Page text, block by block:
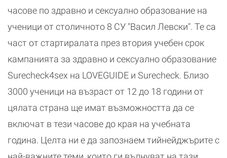
часове по здравно и сексуално образование на
ученици от столичното 8 СУ "Васил Левски". Те са
част от стартиралата през втория учебен срок
кампанията за здравно и сексуално образование
Surecheck4sex на LOVEGUIDE и Surecheck. Близо
3000 ученици на възраст от 12 до 18 години от
цялата страна ще имат възможността да се
включат в тези часове до края на учебната
година. Целта ни е да запознаем тийнейджърите с